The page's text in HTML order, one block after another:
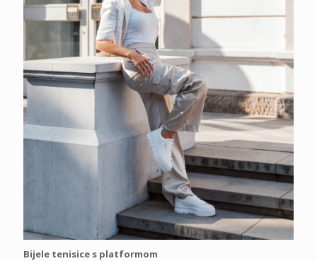
Bijele tenisice s platformom